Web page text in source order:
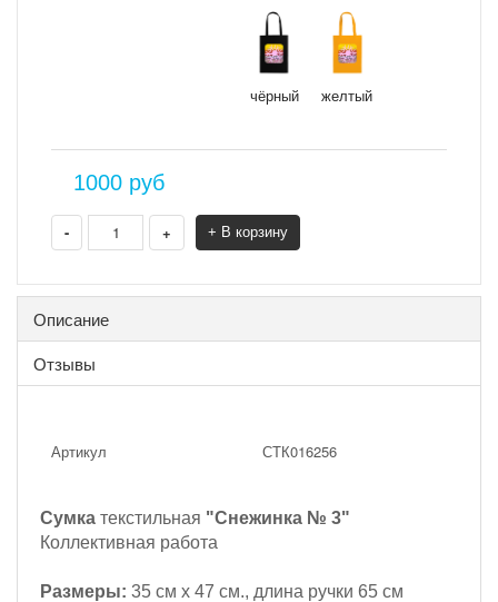
чёрный желтый
1000 руб
- + + В корзину
Описание
Отзывы
Артикул СТК016256
Сумка текстильная "Снежинка № 3"
Коллективная работа
Размеры: 35 см х 47 см., длина ручки 65 см